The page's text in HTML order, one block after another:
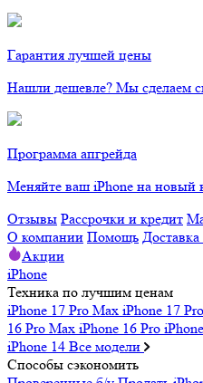
Гарантия лучшей цены
Нашли дешевле? Мы сделаем
Программа апгрейда
Меняйте ваш iPhone на новый
Отзывы Рассрочки и кредит
О компании Помощь
Акции
iPhone
Техника по лучшим ценам
iPhone 17 Pro Max iPhone 17 Pro
16 Pro Max iPhone 16 Pro
iPhone 14 Все модели
Способы сэкономить